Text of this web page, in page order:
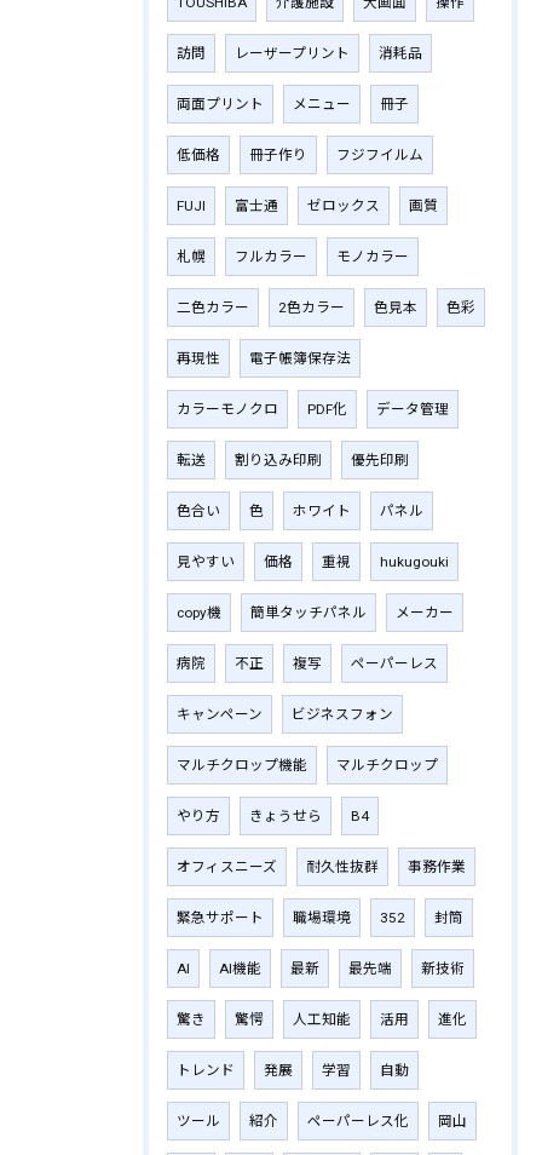
訪問 レーザープリント 消耗品
両面プリント メニュー 冊子
低価格 冊子作り フジフイルム
FUJI 富士通 ゼロックス 画質
札幌 フルカラー モノカラー
二色カラー 2色カラー 色見本 色彩
再現性 電子帳簿保存法
カラーモノクロ PDF化 データ管理
転送 割り込み印刷 優先印刷
色合い 色 ホワイト パネル
見やすい 価格 重視 hukugouki
copy機 簡単タッチパネル メーカー
病院 不正 複写 ペーパーレス
キャンペーン ビジネスフォン
マルチクロップ機能 マルチクロップ
やり方 きょうせら B4
オフィスニーズ 耐久性抜群 事務作業
緊急サポート 職場環境 352 封筒
AI AI機能 最新 最先端 新技術
驚き 驚愕 人工知能 活用 進化
トレンド 発展 学習 自動
ツール 紹介 ペーパーレス化 岡山